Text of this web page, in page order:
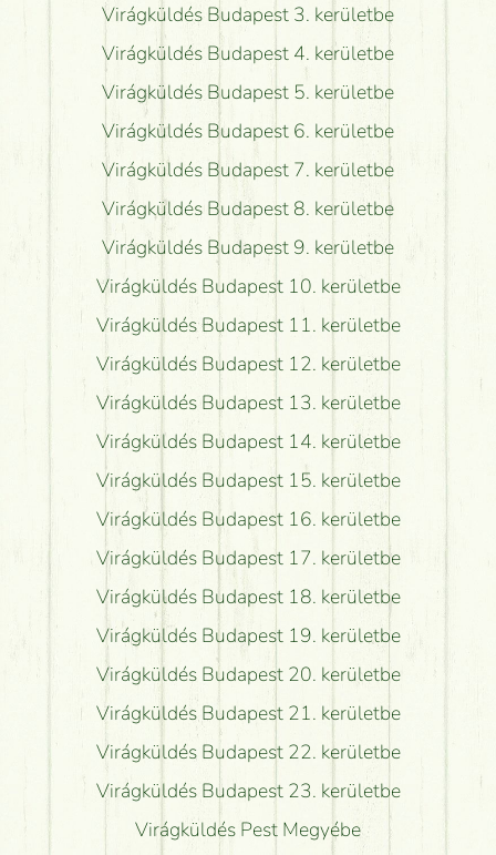
Virágküldés Budapest 3. kerületbe
Virágküldés Budapest 4. kerületbe
Virágküldés Budapest 5. kerületbe
Virágküldés Budapest 6. kerületbe
Virágküldés Budapest 7. kerületbe
Virágküldés Budapest 8. kerületbe
Virágküldés Budapest 9. kerületbe
Virágküldés Budapest 10. kerületbe
Virágküldés Budapest 11. kerületbe
Virágküldés Budapest 12. kerületbe
Virágküldés Budapest 13. kerületbe
Virágküldés Budapest 14. kerületbe
Virágküldés Budapest 15. kerületbe
Virágküldés Budapest 16. kerületbe
Virágküldés Budapest 17. kerületbe
Virágküldés Budapest 18. kerületbe
Virágküldés Budapest 19. kerületbe
Virágküldés Budapest 20. kerületbe
Virágküldés Budapest 21. kerületbe
Virágküldés Budapest 22. kerületbe
Virágküldés Budapest 23. kerületbe
Virágküldés Pest Megyébe